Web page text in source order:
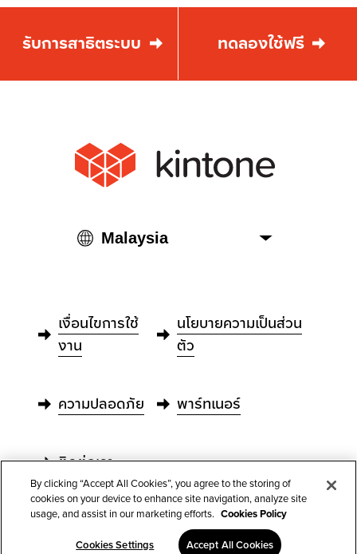
ทดลองใช้ฟรี
รับการสาธิตระบบ
เงื่อนไขการใช้
งาน
ความปลอดภัย
ติดต่อเรา
นโยบายความเป็นส่วน
ตัว
พาร์ทเนอร์
By clicking “Accept All Cookies”, you agree to the storing of
cookies on your device to enhance site navigation, analyze site
usage, and assist in our marketing efforts. Cookies Policy
Cookies Settings Accept All Cookies